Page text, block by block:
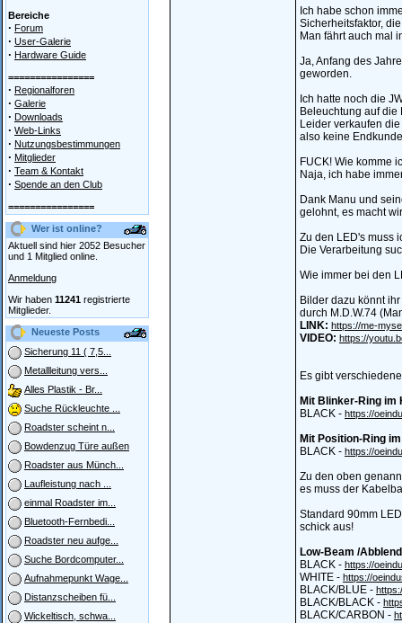
Bereiche
· Forum
· User-Galerie
· Hardware Guide
================
· Regionalforen
· Galerie
· Downloads
· Web-Links
· Nutzungsbestimmungen
· Mitglieder
· Team & Kontakt
· Spende an den Club
================
Wer ist online?
Aktuell sind hier 2052 Besucher
und 1 Mitglied online.
Anmeldung
Wir haben 11241 registrierte
Mitglieder.
Neueste Posts
Sicherung 11 ( 7,5...
Metallleitung vers...
Alles Plastik - Br...
Suche Rückleuchte ...
Roadster scheint n...
Bowdenzug Türe außen
Roadster aus Münch...
Laufleistung nach ...
einmal Roadster im...
Bluetooth-Fernbedi...
Roadster neu aufge...
Suche Bordcomputer...
Aufnahmepunkt Wage...
Distanzscheiben fü...
Wickeltisch, schwa...
Ich habe schon
Sicherheitsfaktor,
Man fährt auch mal
Ja, Anfang des
geworden.
Ich hatte noch die
Beleuchtung auf die
Leider verkaufen
also keine
FUCK! Wie komme
Naja, ich habe
Dank Manu und
gelohnt, es macht
Zu den LED's muss
Die Verarbeitung
Wie immer bei den
Bilder dazu könnt
durch M.D.W.74
LINK: https://me-
VIDEO: https://
Es gibt
Mit Blinker-Ring im
BLACK - https://
Mit Position-Ring
BLACK - https://
Zu den oben
es muss der
Standard 90mm
schick aus!
Low-Beam /
BLACK - https://
WHITE - https://
BLACK/BLUE -
BLACK/BLACK -
BLACK/CARBON -